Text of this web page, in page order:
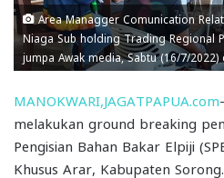
Area Managger Comunication
Niaga Sub holding Trading Regional
jumpa Awak media, Sabtu (16/7/2022)
MANOKWARI,JAGATPAPUA.com
melakukan ground breaking
Pengisian Bahan Bakar Elpiji
Khusus Arar, Kabupaten Sorong.